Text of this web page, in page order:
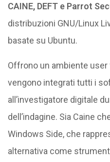
CAINE, DEFT e Parrot
distribuzioni GNU/Linux
basate su Ubuntu.
Offrono un ambiente user
vengono integrati tutti i
all’investigatore digitale
dell’indagine. Sia Caine
Windows Side, che
alternativa come